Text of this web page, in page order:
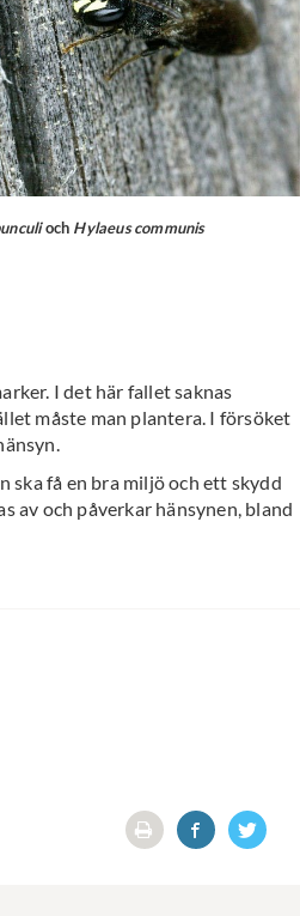
och Hylaeus communis
I det här fallet saknas
måste man plantera. I försöket
ska få en bra miljö och ett skydd
av och påverkar hänsynen, bland